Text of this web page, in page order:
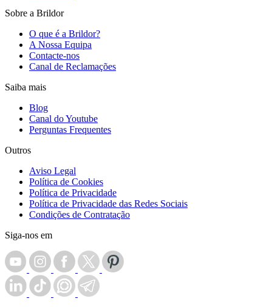
Sobre a Brildor
O que é a Brildor?
A Nossa Equipa
Contacte-nos
Canal de Reclamações
Saiba mais
Blog
Canal do Youtube
Perguntas Frequentes
Outros
Aviso Legal
Política de Cookies
Política de Privacidade
Política de Privacidade das Redes Sociais
Condições de Contratação
Siga-nos em